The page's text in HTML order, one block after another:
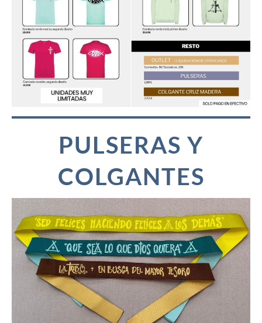
PULSERAS Y
COLGANTES